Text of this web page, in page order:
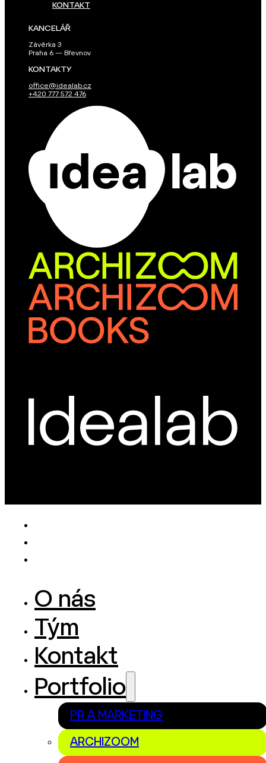
KONTAKT
KANCELÁŘ
Závěrka 3
Praha 6 — Břevnov
KONTAKTY
office@idealab.cz
+420 777 572 476
O nás
Tým
Kontakt
Portfolio
PR A MARKETING
ARCHIZOOM